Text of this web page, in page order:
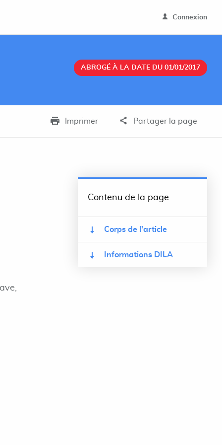
Connexion
ABROGÉ À LA DATE DU 01/01/2017
Imprimer Partager la page
Contenu de la page
Corps de l'article
Informations DILA